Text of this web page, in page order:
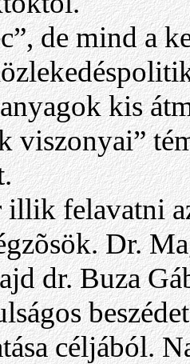
de mind a
kis
viszonyai”
illik felavatni
Dr.
dr. Buza
céljából.